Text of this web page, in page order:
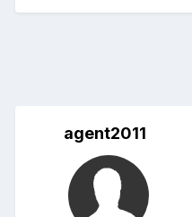
agent2011